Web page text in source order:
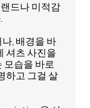
드나 미적감
, 배경을 바
셔츠 사진을
모습을 바로
하고 그걸 살